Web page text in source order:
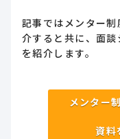
記事ではメンター
介すると共に、面
を紹介します。
メンター
資料